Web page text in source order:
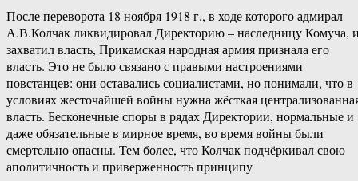
После переворота 18 ноября 1918 г., в ходе которого адмирал
А.В.Колчак ликвидировал Директорию – наследницу Комуча,
захватил власть, Прикамская народная армия признала его
власть. Это не было связано с правыми настроениями
повстанцев: они оставались социалистами, но понимали, что в
условиях жесточайшей войны нужна жёсткая
власть. Бесконечные споры в рядах Директории, нормальные и
даже обязательные в мирное время, во время войны были
смертельно опасны. Тем более, что Колчак подчёркивал свою
аполитичность и приверженность принципу